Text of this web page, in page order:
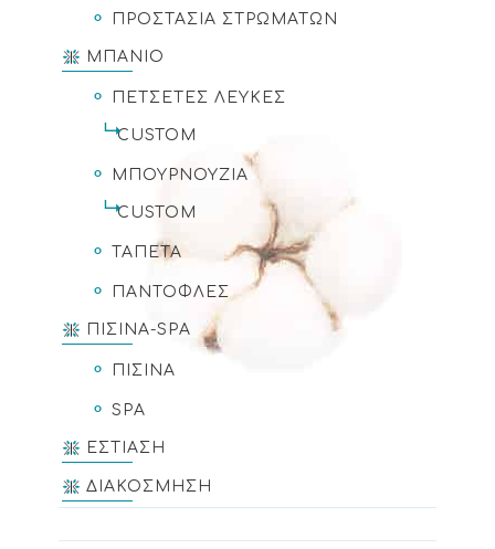
ΠΡΟΣΤΑΣΙΑ ΣΤΡΩΜΑΤΩΝ
ΜΠΑΝΙΟ
ΠΕΤΣΕΤΕΣ ΛΕΥΚΕΣ
CUSTOM
ΜΠΟΥΡΝΟΥΖΙΑ
CUSTOM
ΤΑΠΕΤΑ
ΠΑΝΤΟΦΛΕΣ
ΠΙΣΙΝΑ-SPA
ΠΙΣΙΝΑ
SPA
ΕΣΤΙΑΣΗ
ΔΙΑΚΟΣΜΗΣΗ